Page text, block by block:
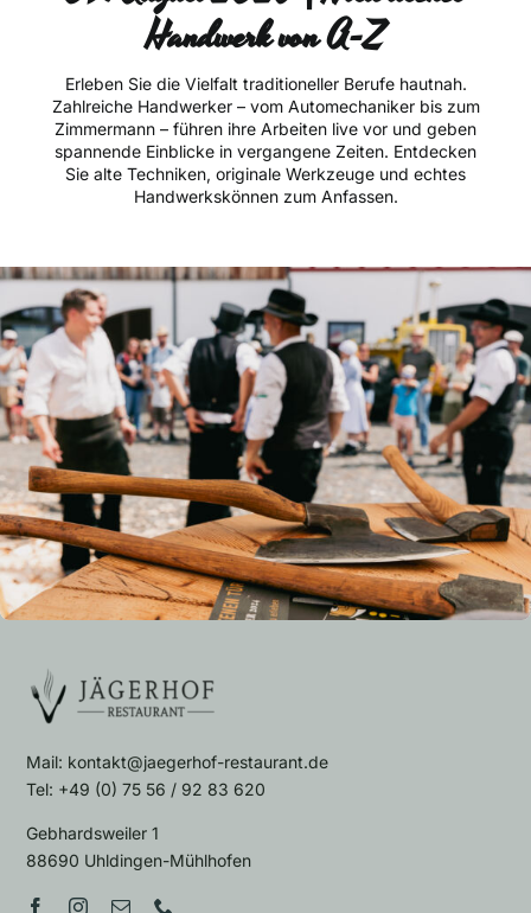
01.05. – 31.10.2026
täglich, ab 11.30 Uhr
alle Öffnungszeiten – Restaurant
gültig von 11.30 bis 20.45 Uhr
Salatvariationen
Klassisch, pikant oder fruchtig-süß – eine sommerliche
Gaumenfreude
11.30 bis 14.00 Uhr & 17.30 bis 20.45 Uhr
Mail: kontakt@jaegerhof-restaurant.de
Tel: +49 (0) 75 56 / 92 83 620
Gebhardsweiler 1
88690 Uhldingen-Mühlhofen
Handwerk von A-Z
Erleben Sie die Vielfalt traditioneller Berufe hautnah.
Zahlreiche Handwerker – vom Automechaniker bis zum
Zimmermann – führen ihre Arbeiten live vor und geben
spannende Einblicke in vergangene Zeiten. Entdecken
Sie alte Techniken, originale Werkzeuge und echtes
Handwerkskönnen zum Anfassen.
Keine Neuigkeit mehr
verpassen!
Daten genutzt werden, um werbliche E-Mails zu
erhalten, und weiß, dass ich dies jederzeit widerrufen
kann.
Anmelden
Für den Versand unserer Newsletter nutzen wir rapidmail. Mit Ihrer
Anmeldung stimmen Sie zu, dass die eingegebenen Daten an
rapidmail übermittelt werden. Beachten Sie bitte derenAGBund
Datenschutzbestimmungen